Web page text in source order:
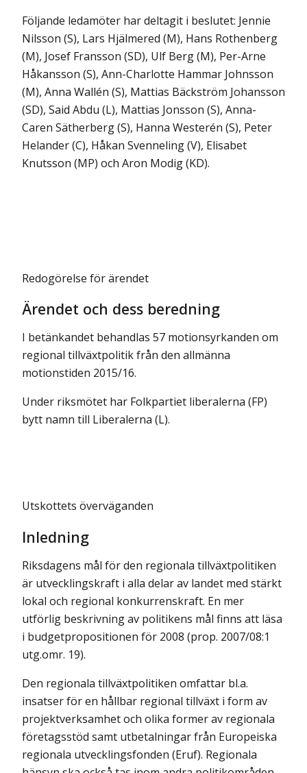
Följande ledamöter har deltagit i beslutet: Jennie
Nilsson (S), Lars Hjälmered (M), Hans Rothenberg
(M), Josef Fransson (SD), Ulf Berg (M), Per-Arne
Håkansson (S), Ann-Charlotte Hammar Johnsson
(M), Anna Wallén (S), Mattias Bäckström Johansson
(SD), Said Abdu (L), Mattias Jonsson (S), Anna-
Caren Sätherberg (S), Hanna Westerén (S), Peter
Helander (C), Håkan Svenneling (V), Elisabet
Knutsson (MP) och Aron Modig (KD).
Redogörelse för ärendet
Ärendet och dess beredning
I betänkandet behandlas 57 motionsyrkanden om
regional tillväxtpolitik från den allmänna
motionstiden 2015/16.
Under riksmötet har Folkpartiet liberalerna (FP)
bytt namn till Liberalerna (L).
Utskottets överväganden
Inledning
Riksdagens mål för den regionala tillväxtpolitiken
är utvecklingskraft i alla delar av landet med stärkt
lokal och regional konkurrenskraft. En mer
utförlig beskrivning av politikens mål finns att läsa
i budgetpropositionen för 2008 (prop. 2007/08:1
utg.omr. 19).
Den regionala tillväxtpolitiken omfattar bl.a.
insatser för en hållbar regional tillväxt i form av
projektverksamhet och olika former av regionala
företagsstöd samt utbetalningar från Europeiska
regionala utvecklingsfonden (Eruf). Regionala